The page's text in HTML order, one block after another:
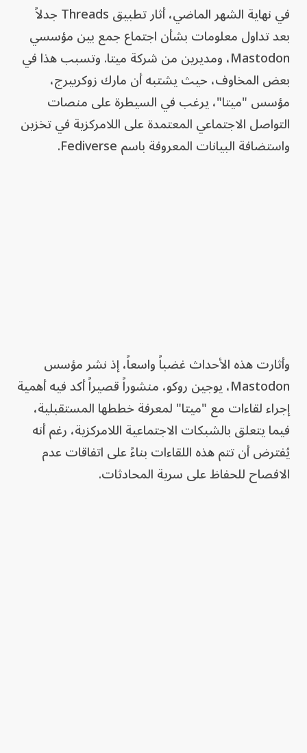
في نهاية الشهر الماضي، أثار تطبيق Threads جدلاً
بعد تداول معلومات بشأن اجتماع جمع بين مؤسسي
Mastodon، ومديرين من شركة ميتا. وتسبب هذا في
بعض المخاوف، حيث يشتبه أن مارك زوكربيرج،
مؤسس "ميتا"، يرغب في السيطرة على منصات
التواصل الاجتماعي المعتمدة على اللامركزية في تخزين
واستضافة البيانات المعروفة باسم Fediverse.
وأثارت هذه الأحداث غضباً واسعاً، إذ نشر مؤسس
Mastodon، يوجين روكو، منشوراً قصيراً أكد فيه أهمية
إجراء لقاءات مع "ميتا" لمعرفة خططها المستقبلية،
فيما يتعلق بالشبكات الاجتماعية اللامركزية، رغم أنه
يُفترض أن تتم هذه اللقاءات بناءً على اتفاقات عدم
الافصاح للحفاظ على سرية المحادثات.